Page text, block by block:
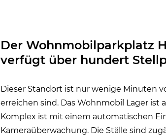
Der Wohnmobilparkplatz
verfügt über hundert
Dieser Standort ist nur wenige Minuten
erreichen sind. Das Wohnmobil Lager ist
Komplex ist mit einem automatischen
Kameraüberwachung. Die Ställe sind